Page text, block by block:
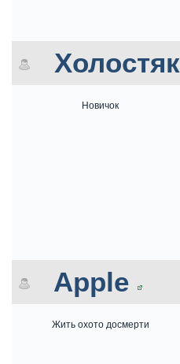
Холостяк
Новичок
Apple
Жить охото досмерти